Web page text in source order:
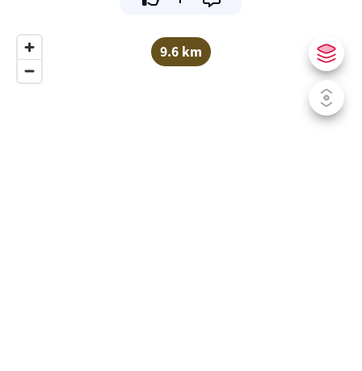
9.6 km